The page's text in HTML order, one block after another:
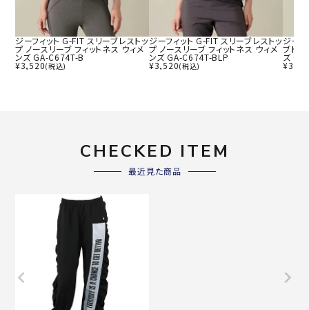
ジーフィット G-FIT スリーブレストッ
プ ノースリーブ フィットネス ウィメ
ンズ GA-C674T-B
¥3,520(税込)
ジーフィット G-FIT スリーブレストッ
プ ノースリーブ フィットネス ウィメ
ンズ GA-C674T-BLP
¥3,520(税込)
ジーフ
ブトッ
ズ
¥
CHECKED ITEM
最近見た商品